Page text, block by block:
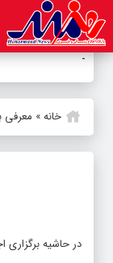
آلبوم «_
خانه» معرفی
در حاشیه